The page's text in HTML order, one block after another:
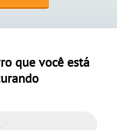
que você está